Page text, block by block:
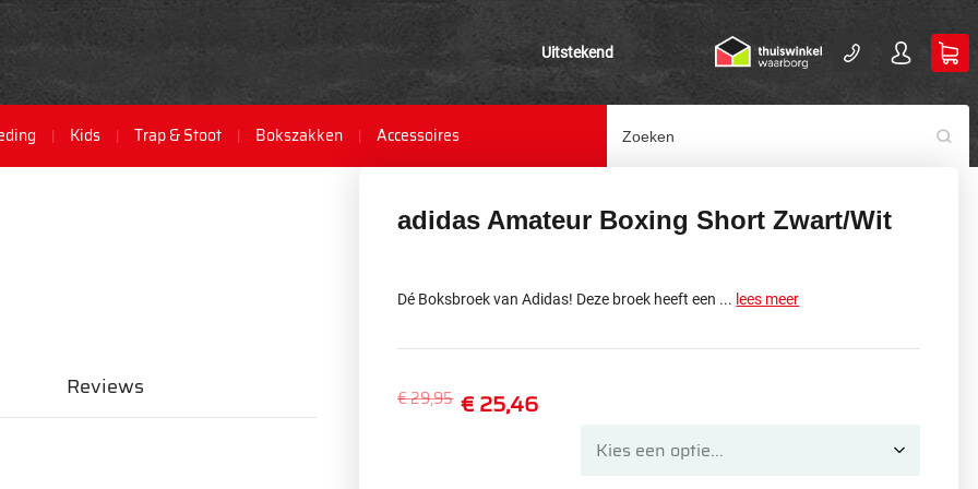
Uitstekend
Kids Trap & Stoot Bokszakken Accessoires
adidas Amateur Boxing Short Zwart/Wit
Dé Boksbroek van Adidas! Deze broek heeft een ... lees meer
€ 25,46
€ 29,95
Reviews